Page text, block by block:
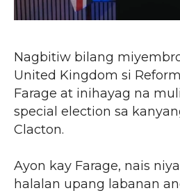
Nagbitiw bilang
United Kingdom si
Farage at inihayag na
special election sa
Clacton.
Ayon kay Farage, nais
halalan upang labanan